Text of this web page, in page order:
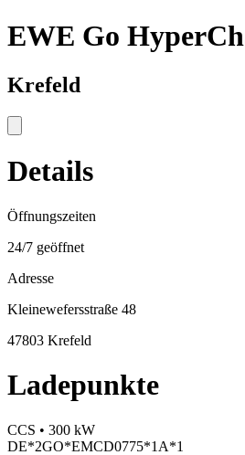
EWE Go
Krefeld
Details
Öffnungszeiten
24/7 geöffnet
Adresse
Kleinewefersstraße 48
47803 Krefeld
Ladepunkte
CCS • 300 kW
DE*2GO*EMCD0775*1A*1